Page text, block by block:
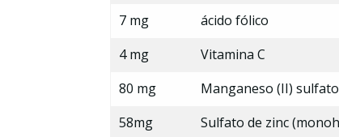
7 mg
ácido fólico
4 mg
Vitamina C
80 mg
Manganeso (II)
58mg
Sulfato de zinc